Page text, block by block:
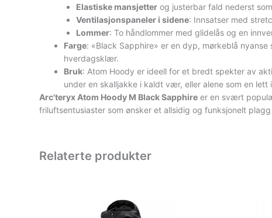
Elastiske mansjetter og justerbar fald nederst
Ventilasjonspaneler i sidene: Innsatser med
Lommer: To håndlommer med glidelås og en
Farge: «Black Sapphire» er en dyp, mørkeblå
hverdagsklær.
Bruk: Atom Hoody er ideell for et bredt spekter av
under en skalljakke i kaldt vær, eller alene som en lett
Arc'teryx Atom Hoody M Black Sapphire er en svært
friluftsentusiaster som ønsker et allsidig og funksjonelt
Relaterte produkter